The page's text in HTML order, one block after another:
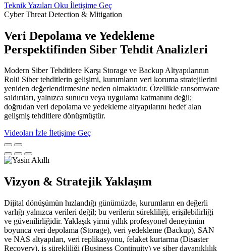
Teknik Yazıları Oku İletişime Geç
Cyber Threat Detection & Mitigation
Veri Depolama ve Yedekleme
Perspektifinden Siber Tehdit Analizleri
Modern Siber Tehditlere Karşı Storage ve Backup Altyapılarının
Rolü Siber tehditlerin gelişimi, kurumların veri koruma stratejilerini
yeniden değerlendirmesine neden olmaktadır. Özellikle ransomware
saldırıları, yalnızca sunucu veya uygulama katmanını değil;
doğrudan veri depolama ve yedekleme altyapılarını hedef alan
gelişmiş tehditlere dönüşmüştür.
Videoları İzle İletişime Geç
Vizyon & Stratejik Yaklaşım
Dijital dönüşümün hızlandığı günümüzde, kurumların en değerli
varlığı yalnızca verileri değil; bu verilerin sürekliliği, erişilebilirliği
ve güvenilirliğidir. Yaklaşık yirmi yıllık profesyonel deneyimim
boyunca veri depolama (Storage), veri yedekleme (Backup), SAN
ve NAS altyapıları, veri replikasyonu, felaket kurtarma (Disaster
Recovery), iş sürekliliği (Business Continuity) ve siber dayanıklılık